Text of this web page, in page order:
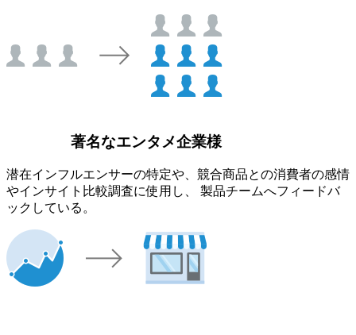
著名なエンタメ企業様
潜在インフルエンサーの特定や、競合商品との消費者の感情
やインサイト比較調査に使用し、 製品チームへフィードバ
ックしている。